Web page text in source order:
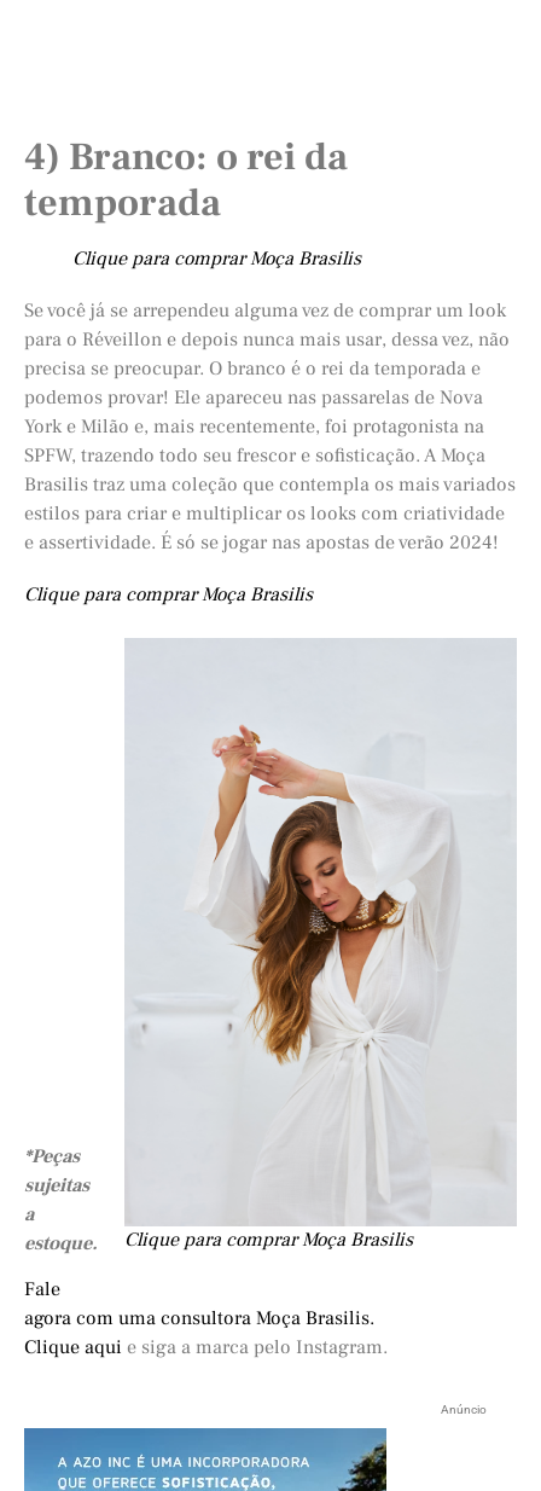
4) Branco: o rei da
temporada
Clique para comprar Moça Brasilis
Se você já se arrependeu alguma vez de comprar um look
para o Réveillon e depois nunca mais usar, dessa vez, não
precisa se preocupar. O branco é o rei da temporada e
podemos provar! Ele apareceu nas passarelas de Nova
York e Milão e, mais recentemente, foi protagonista na
SPFW, trazendo todo seu frescor e sofisticação. A Moça
Brasilis traz uma coleção que contempla os mais variados
estilos para criar e multiplicar os looks com criatividade
e assertividade. É só se jogar nas apostas de verão 2024!
Clique para comprar Moça Brasilis
Clique para comprar Moça Brasilis
*Peças
sujeitas
a
estoque.
Fale
agora com uma consultora Moça Brasilis.
Clique aqui e siga a marca pelo Instagram.
Anúncio